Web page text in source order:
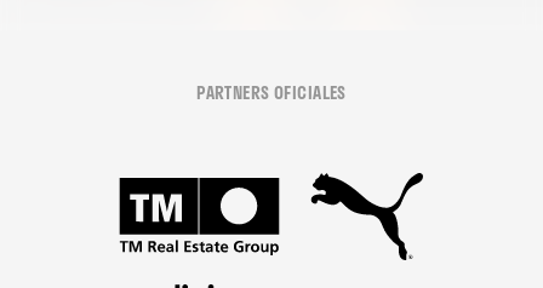
PARTNERS OFICIALES